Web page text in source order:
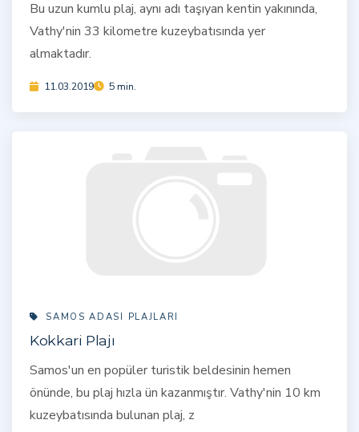
Bu uzun kumlu plaj, aynı adı taşıyan kentin yakınında,
Vathy'nin 33 kilometre kuzeybatısında yer
almaktadır.
11.03.2019 5 min.
SAMOS ADASI PLAJLARI
Kokkari Plajı
Samos'un en popüler turistik beldesinin hemen
önünde, bu plaj hızla ün kazanmıştır. Vathy'nin 10 km
kuzeybatısında bulunan plaj, z